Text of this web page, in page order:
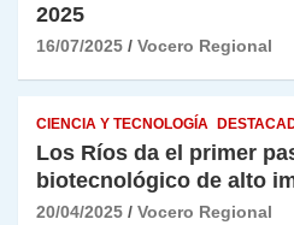
2025
16/07/2025 Vocero Regional
CIENCIA Y TECNOLOGÍA
Los Ríos da el primer
biotecnológico de alto
20/04/2025 Vocero Regional